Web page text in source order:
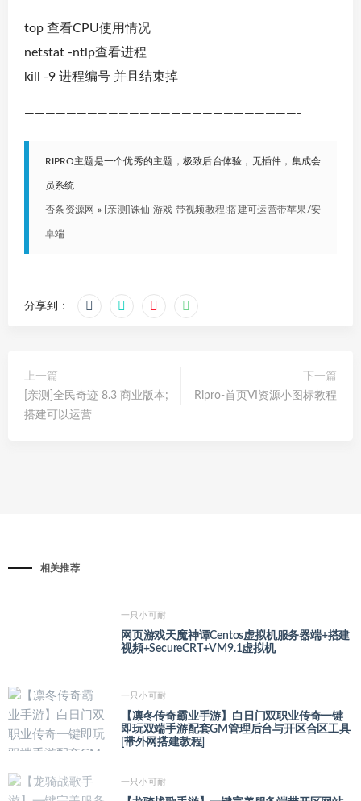
top 查看CPU使用情况
netstat -ntlp查看进程
kill -9 进程编号 并且结束掉
——————————————————————————-
RIPRO主题是一个优秀的主题，极致后台体验，无插件，集成会
员系统
否条资源网 » [亲测]诛仙 游戏 带视频教程!搭建可运营带苹果/安
卓端
分享到：
上一篇
[亲测]全民奇迹 8.3 商业版本;
搭建可以运营
下一篇
Ripro-首页VI资源小图标教程
相关推荐
一只小可耐
网页游戏天魔神谭Centos虚拟机服务器端+搭建
视頻+SecureCRT+VM9.1虚拟机
一只小可耐
【凛冬传奇霸业手游】白日门双职业传奇一键
即玩双端手游配套GM管理后台与开区合区工具
[带外网搭建教程]
一只小可耐